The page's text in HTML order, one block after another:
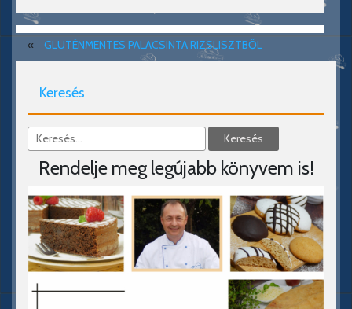
« GLUTÉNMENTES PALACSINTA RIZSLISZTBŐL
Keresés
Rendelje meg legújabb könyvem is!